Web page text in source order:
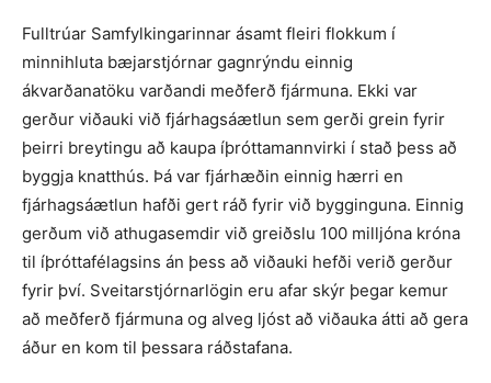
Fulltrúar Samfylkingarinnar ásamt fleiri flokkum í
minnihluta bæjarstjórnar gagnrýndu einnig
ákvarðanatöku varð­andi meðferð fjármuna. Ekki var
gerður viðauki við fjárhagsáætlun sem gerði grein fyrir
þeirri breytingu að kaupa íþróttamannvirki í stað þess að
byggja knatthús. Þá var fjárhæðin einnig hærri en
fjárhagsáætlun hafði gert ráð fyrir við bygginguna. Einnig
gerðum við athuga­semdir við greiðslu 100 milljóna króna
til íþróttafélagsins án þess að viðauki hefði verið gerður
fyrir því. Sveitar­stjórn­arlögin eru afar skýr þegar kemur
að meðferð fjármuna og alveg ljóst að viðauka átti að gera
áður en kom til þessara ráðstafana.